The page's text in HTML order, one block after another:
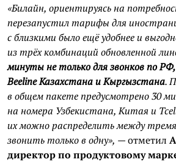
«Билайн, ориентируясь на
перезапустил тарифы для
с близкими было ещё удобнее и
из трёх комбинаций обновленной
минуты не только для звонков по
Beeline Казахстана и Кыргызстана.
в общем пакете предусмотрено 30
на номера Узбекистана, Китая и
их можно распределить между
звонить только в одну», — отметил
директор по продуктовому